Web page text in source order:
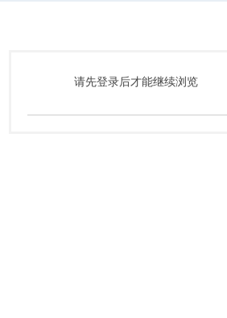
请先登录后才能继续浏览